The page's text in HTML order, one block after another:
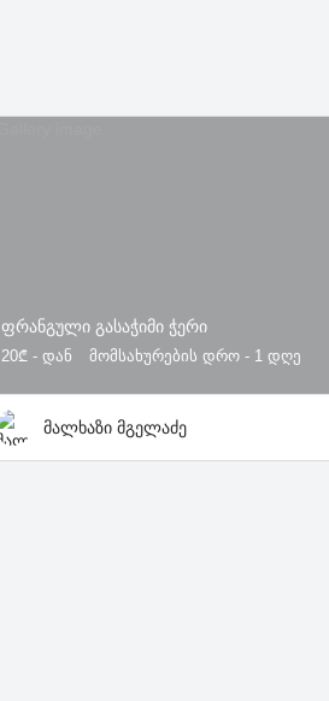
ფრანგული გასაჭიმი ჭერი
20₾ - დან მომსახურების დრო - 1 დღე
მალხაზი მგელაძე